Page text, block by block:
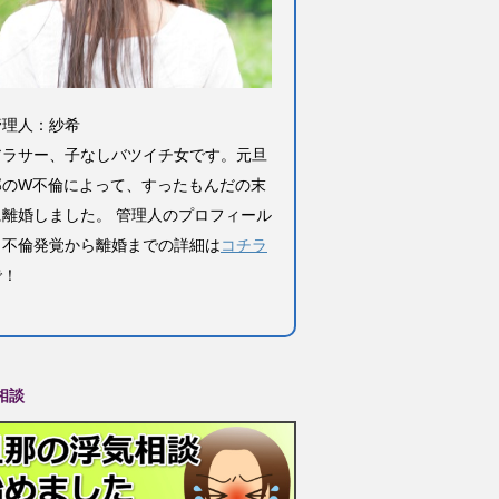
人：紗希
サー、子なしバツイチ女です。元旦
W不倫によって、すったもんだの末
婚しました。 管理人のプロフィール
倫発覚から離婚までの詳細はコチラ
談